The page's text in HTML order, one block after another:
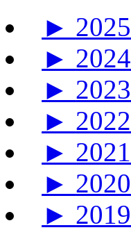
► 2025
► 2024
► 2023
► 2022
► 2021
► 2020
► 2019